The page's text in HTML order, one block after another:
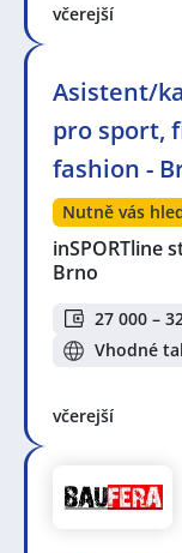
včerejší
Asistent/
pro sport,
fashion -
Nutně vás
inSPORTline
Brno
27 000 –
Vhodné
včerejší